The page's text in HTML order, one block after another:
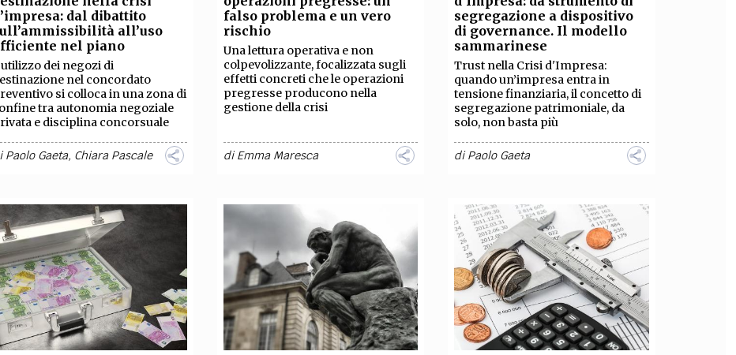
REDAZIONE COMITATO SCIENTIFICO CURATORI FOTOGRAFI COLLABORA CON NOI
EXTRA
CODICI RUBRICHE LIBRI PROCEEDINGS PUBBLICITÀ CONTATTI
SOCIAL MEDIA
dal dibattito
all’uso
nel piano
dei negozi di
nel concordato
si colloca in una zona di
tra autonomia negoziale
e disciplina concorsuale
Paolo Gaeta, Chiara Pascale
falso problema e un vero
rischio
Una lettura operativa e non
colpevolizzante, focalizzata sugli
effetti concreti che le operazioni
pregresse producono nella
gestione della crisi
diEmma Maresca
segregazione a dispositivo
di governance. Il modello
sammarinese
Trust nella Crisi d'Impresa:
quando un’impresa entra in
tensione finanziaria, il concetto di
segregazione patrimoniale, da
solo, non basta più
diPaolo Gaeta